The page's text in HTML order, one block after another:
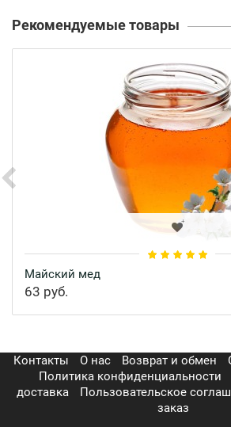
Рекомендуемые товары
Майский мед
63 руб.
Контакты О нас Возврат и обмен
Политика конфиденциальности
доставка
Пользовательское
заказ